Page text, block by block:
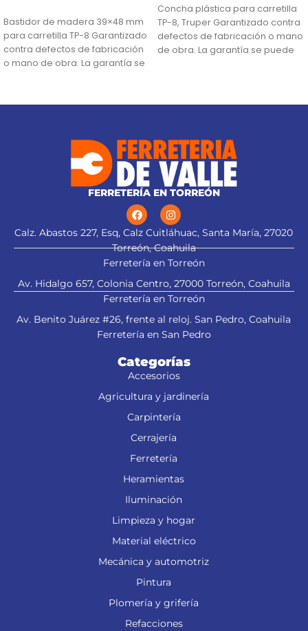
Bastidor de madera 39×48 mm
para carretilla TP-8 Garantizado
contra defectos de fabricación
o mano de obra. La garantía se
Concha plástica para carretilla
TP-8, Truper Garantizado contra
defectos de fabricación o mano
de obra. La garantía se puede
FERRETERÍA EN TORREÓN
Calz. Abastos 227, Esq, Calz Cuitláhuac, Santa María, 27020
Torreón, Coahuila
Ferretería en Torreón
Av. Hidalgo 657, Colonia Centro, 27000 Torreón, Coahuila
Ferretería en Torreón
Av. Benito Juárez #26, frente al reloj. San Pedro, Coahuila
Ferretería en San Pedro
Categorías
Accesorios
Agricultura y jardinería
Carpintería
Cerrajería
Ferretería
Heramientas
Iluminación
Limpieza y hogar
Material eléctrico
Mecánica y automotriz
Pintura
Plomería y grifería
Refacciones